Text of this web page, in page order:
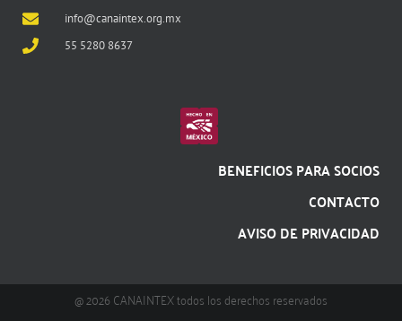
info@canaintex.org.mx
55 5280 8637
BENEFICIOS PARA SOCIOS
CONTACTO
AVISO DE PRIVACIDAD
@ 2026 CANAINTEX todos los derechos reservados